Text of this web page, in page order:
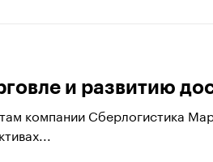
и развитию
компании Сберлогистика